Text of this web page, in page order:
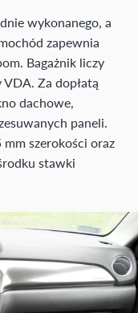
wykonanego, a
zapewnia
Bagażnik liczy
Za dopłatą
dachowe,
paneli.
szerokości oraz
stawki